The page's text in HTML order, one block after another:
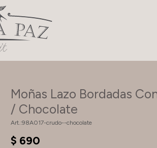
Moñas Lazo Bordadas
/ Chocolate
98A017-crudo--chocolate
$ 690